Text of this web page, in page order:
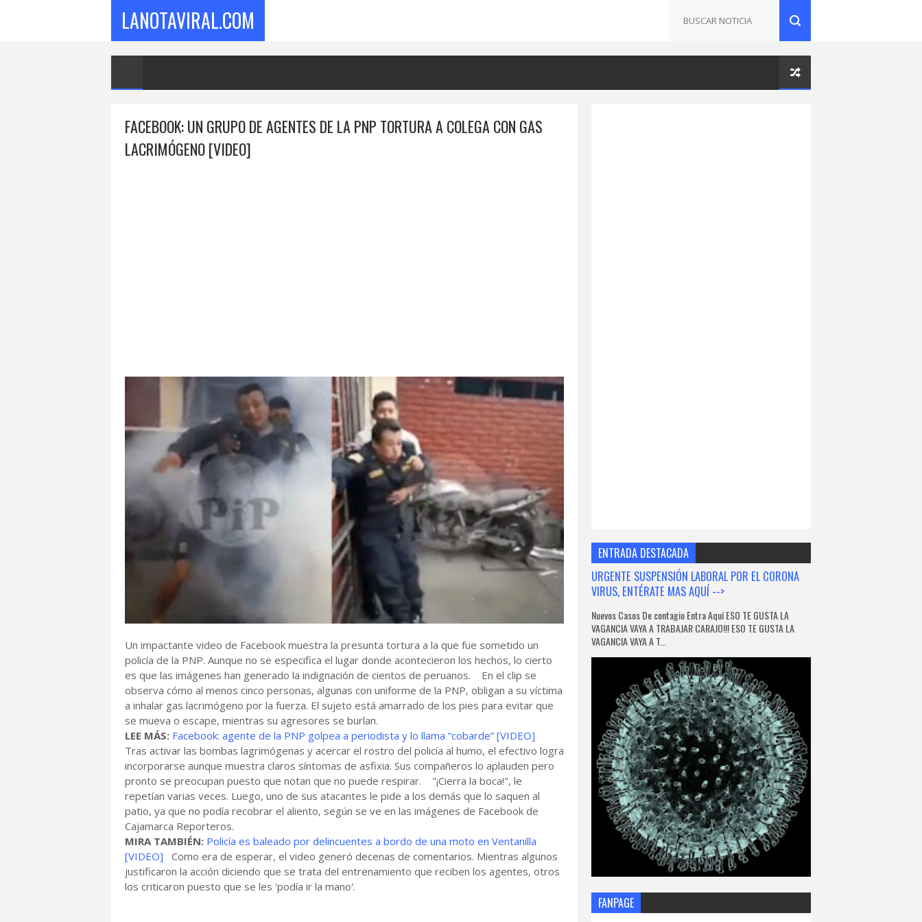
LANOTAVIRAL.COM
FACEBOOK: UN GRUPO DE AGENTES DE LA PNP TORTURA A COLEGA CON GAS
LACRIMÓGENO [VIDEO]
Un impactante video de Facebook muestra la presunta tortura a la que fue sometido un
policía de la PNP. Aunque no se especifica el lugar donde acontecieron los hechos, lo cierto
es que las imágenes han generado la indignación de cientos de peruanos. En el clip se
observa cómo al menos cinco personas, algunas con uniforme de la PNP, obligan a su víctima
a inhalar gas lacrimógeno por la fuerza. El sujeto está amarrado de los pies para evitar que
se mueva o escape, mientras su agresores se burlan.
LEE MÁS: Facebook: agente de la PNP golpea a periodista y lo llama “cobarde” [VIDEO]
Tras activar las bombas lagrimógenas y acercar el rostro del policía al humo, el efectivo logra
incorporarse aunque muestra claros síntomas de asfixia. Sus compañeros lo aplauden pero
pronto se preocupan puesto que notan que no puede respirar. "¡Cierra la boca!", le
repetían varias veces. Luego, uno de sus atacantes le pide a los demás que lo saquen al
patio, ya que no podía recobrar el aliento, según se ve en las imágenes de Facebook de
Cajamarca Reporteros.
MIRA TAMBIÉN: Policía es baleado por delincuentes a bordo de una moto en Ventanilla
[VIDEO] Como era de esperar, el video generó decenas de comentarios. Mientras algunos
justificaron la acción diciendo que se trata del entrenamiento que reciben los agentes, otros
los criticaron puesto que se les 'podía ir la mano'.
ENTRADA DESTACADA
URGENTE SUSPENSIÓN LABORAL POR EL CORONA
VIRUS, ENTÉRATE MAS AQUÍ -->
Nuevos Casos De contagio Entra Aquí ESO TE GUSTA LA
VAGANCIA VAYA A TRABAJAR CARAJO!!! ESO TE GUSTA LA
VAGANCIA VAYA A T...
FANPAGE